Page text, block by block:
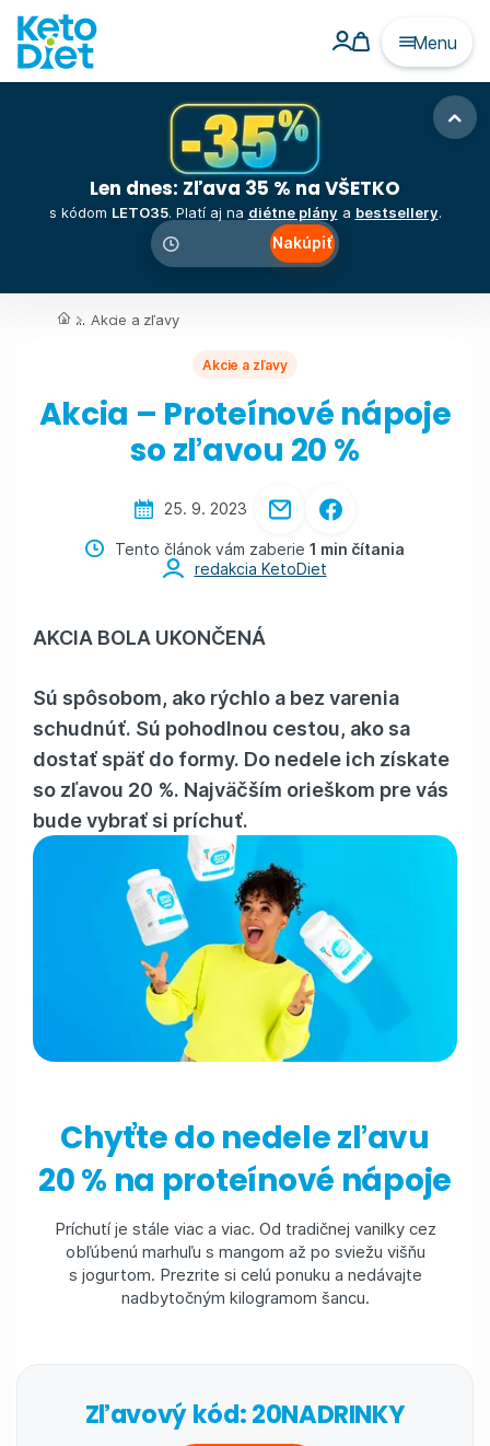
Menu
Len dnes: Zľava 35 % na VŠETKO
s kódom LETO35. Platí aj na diétne plány a bestsellery.
Nakúpiť
... Akcie a zľavy
Akcie a zľavy
Akcia – Proteínové nápoje
so zľavou 20 %
25. 9. 2023
Tento článok vám zaberie 1 min čítania
redakcia KetoDiet
AKCIA BOLA UKONČENÁ
Sú spôsobom, ako rýchlo a bez varenia
schudnúť. Sú pohodlnou cestou, ako sa
dostať späť do formy. Do nedele ich získate
so zľavou 20 %. Najväčším orieškom pre vás
bude vybrať si príchuť.
Chyťte do nedele zľavu
20 % na proteínové nápoje
Príchutí je stále viac a viac. Od tradičnej vanilky cez
obľúbenú marhuľu s mangom až po sviežu višňu
s jogurtom. Prezrite si celú ponuku a nedávajte
nadbytočným kilogramom šancu.
Zľavový kód: 20NADRINKY